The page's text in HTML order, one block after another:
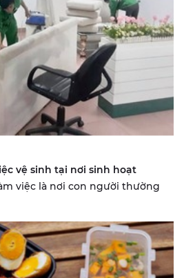
vệ sinh tại nơi sinh hoạt
việc là nơi con người thường